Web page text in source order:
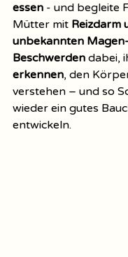
essen - und begleite
Mütter mit Reizdarm
unbekannten
Beschwerden dabei,
erkennen, den
verstehen – und so
wieder ein gutes
entwickeln.